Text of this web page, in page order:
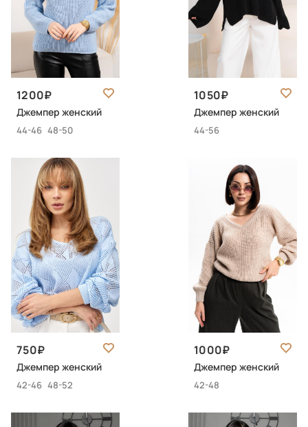
1200
Джемпер женский
44-46 48-50
1050
Джемпер женский
44-56
750
Джемпер женский
42-46 48-52
1000
Джемпер женский
42-48